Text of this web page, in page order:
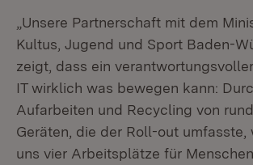
„Unsere Partnerschaft mit dem
Kultus, Jugend und Sport Baden-
zeigt, dass ein
IT wirklich was bewegen kann:
Aufarbeiten und Recycling von
Geräten, die der Roll-out umfasste,
uns vier Arbeitsplätze für